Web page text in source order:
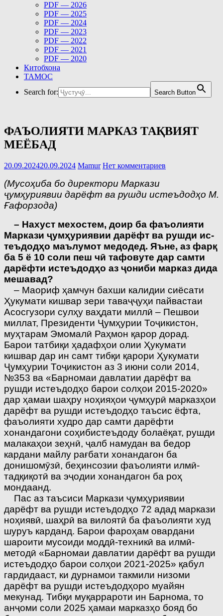
PDF — 2026
PDF — 2025
PDF — 2024
PDF — 2023
PDF — 2022
PDF — 2021
PDF — 2020
Китобхона
ТАМОС
Search for:
Search Button
ФАЪОЛИЯТИ МАРКАЗ ТАҚВИЯТ
МЕЁБАД
20.09.202420.09.2024 Mamur Нет комментариев
(Мусоҳиба бо директори Маркази
ҷумҳуриявии дарёфт ва рушди истеъдодҳо М.
Ғафорзода)
– Нахуст мехостем, доир ба фаъолияти
Маркази ҷумҳу­риявии дарёфт ва рушди ис­
теъдодҳо маълумот медодед. Яъне, аз фарқ
ба 5 ё 10 соли пеш чӣ тафовуте дар самти
дар­ёфти истеъдодҳо аз ҷониби марказ дида
мешавад?
– Маориф ҳамчун бахши калидии сиёсати
Ҳукумати кишвар зери таваҷҷуҳи пайвастаи
Асосгузори сулҳу ваҳ­дати миллӣ – Пешвои
миллат, Президенти Ҷумҳурии Тоҷикистон,
муҳтарам Эмомалӣ Раҳмон қарор дорад.
Барои татбиқи ҳадафҳои олии Ҳукумати
кишвар дар ин самт тибқи қарори Ҳукумати
Ҷумҳурии Тоҷикистон аз 3 июни соли 2014,
№353 ва «Барномаи давлатии дарёфт ва
рушди истеъдодҳо барои солҳои 2015-2020»
дар ҳамаи шаҳру ноҳияҳои ҷумҳурӣ марказҳои
дарёфт ва рушди истеъдодҳо таъсис ёфта,
фаъолияти худро дар самти дарёфти
хонандагони соҳибистеъдоду болаёқат, рушди
малакаҳои зеҳнӣ, ҷалб намудан ва бедор
кардани майлу рағбати хонандагон ба
донишомӯзӣ, беҳинсозии фаъолияти илмӣ-
тадқиқотӣ ва эҷодии хонандагон ба роҳ
мондаанд.
Пас аз таъсиси Маркази ҷумҳу­риявии
дарёфт ва рушди истеъдодҳо 72 адад маркази
ноҳиявӣ, шаҳрӣ ва вилоятӣ ба фаъолияти худ
шуруъ карданд. Барои фароҳам овардани
шароити мусоиди моддӣ-техникӣ ва илмӣ-
методӣ «Барномаи давлатии дарёфт ва рушди
истеъдодҳо барои солҳои 2021-2025» қабул
гардидааст, ки дурнамои такмили низоми
дарёфт ва рушди истеъдодҳоро муайян
мекунад. Тибқи муқаррароти ин Барнома, то
анҷоми соли 2025 ҳамаи марказҳо бояд бо